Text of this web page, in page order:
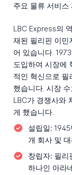
주요 물류 서비스
LBC Express의
재된 필리핀 이민
어 있습니다.
도입하여 시장에
적인 혁신으로 필
했습니다. 시장
LBC가 경쟁사와
게 했습니다.
설립일:
개 회사 및
창립자: 필리
하나인 아라